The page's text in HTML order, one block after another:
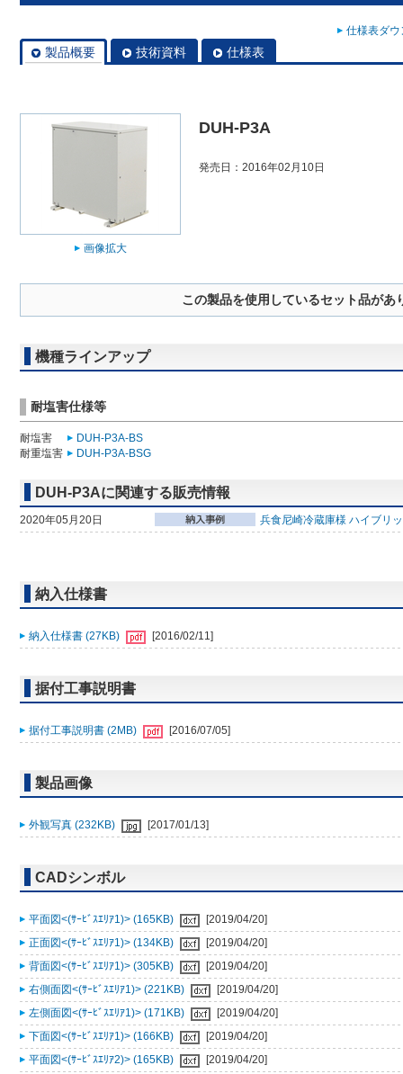
仕様表ダ
製品概要 技術資料 仕様表
画像拡大
DUH-P3A
発売日：2016年02月10日
この製品を使用しているセット品があ
機種ラインアップ
耐塩害仕様等
耐塩害
DUH-P3A-BS
耐重塩害
DUH-P3A-BSG
DUH-P3Aに関連する販売情報
2020年05月20日 兵食尼崎冷蔵庫様 ハイブリ
納入仕様書
納入仕様書 (27KB) [2016/02/11]
据付工事説明書
据付工事説明書 (2MB) [2016/07/05]
製品画像
外観写真 (232KB) [2017/01/13]
CADシンボル
平面図<(ｻｰﾋﾞｽｴﾘｱ1)> (165KB)
[2019/04/20]
正面図<(ｻｰﾋﾞｽｴﾘｱ1)> (134KB)
[2019/04/20]
背面図<(ｻｰﾋﾞｽｴﾘｱ1)> (305KB)
[2019/04/20]
右側面図<(ｻｰﾋﾞｽｴﾘｱ1)> (221KB)
[2019/04/20]
左側面図<(ｻｰﾋﾞｽｴﾘｱ1)> (171KB)
[2019/04/20]
下面図<(ｻｰﾋﾞｽｴﾘｱ1)> (166KB)
[2019/04/20]
平面図<(ｻｰﾋﾞｽｴﾘｱ2)> (165KB)
[2019/04/20]